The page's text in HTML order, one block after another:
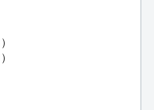
）
）